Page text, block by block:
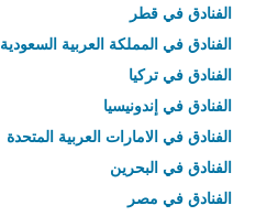
الفنادق في قطر
الفنادق في المملكة العربية السعودية
الفنادق في تركيا
الفنادق في إندونيسيا
الفنادق في الامارات العربية المتحدة
الفنادق في البحرين
الفنادق في مصر